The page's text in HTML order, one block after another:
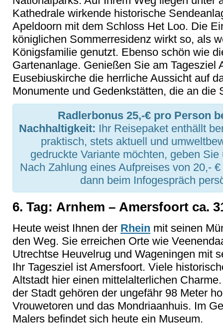
Kathedrale wirkende historische
Apeldoorn mit dem Schloss Het Loo. Die
königlichen Sommerresidenz wirkt so, als
Königsfamilie genutzt. Ebenso schön wie
Gartenanlage. Genießen Sie am Tagesziel
Eusebiuskirche die herrliche Aussicht auf
Monumente und Gedenkstätten, die an die
Radlerbonus 25,-€ pro Person
Nachhaltigkeit: Ihr Reisepaket enthällt
praktisch, stets aktuell und
gedruckte Variante möchten, geben
Nach Zahlung eines Aufpreises von 20,-
dann beim Infogespräch
6. Tag: Arnhem – Amersfoort ca.
Heute weist Ihnen der Rhein mit seinen
den Weg. Sie erreichen Orte wie
Utrechtse Heuvelrug und Wageningen mit
Ihr Tagesziel ist Amersfoort. Viele
Altstadt hier einen mittelalterlichen
der Stadt gehören der ungefähr 98 Meter
Vrouwetoren und das Mondriaanhuis. Im
Malers befindet sich heute ein Museum.